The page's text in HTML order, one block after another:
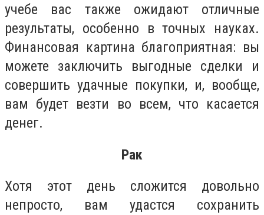
учебе вас также ожидают отличные
результаты, особенно в точных науках.
Финансовая картина благоприятная: вы
можете заключить выгодные сделки и
совершить удачные покупки, и, вообще,
вам будет везти во всем, что касается
денег.
Рак
Хотя этот день сложится довольно
непросто, вам удастся сохранить